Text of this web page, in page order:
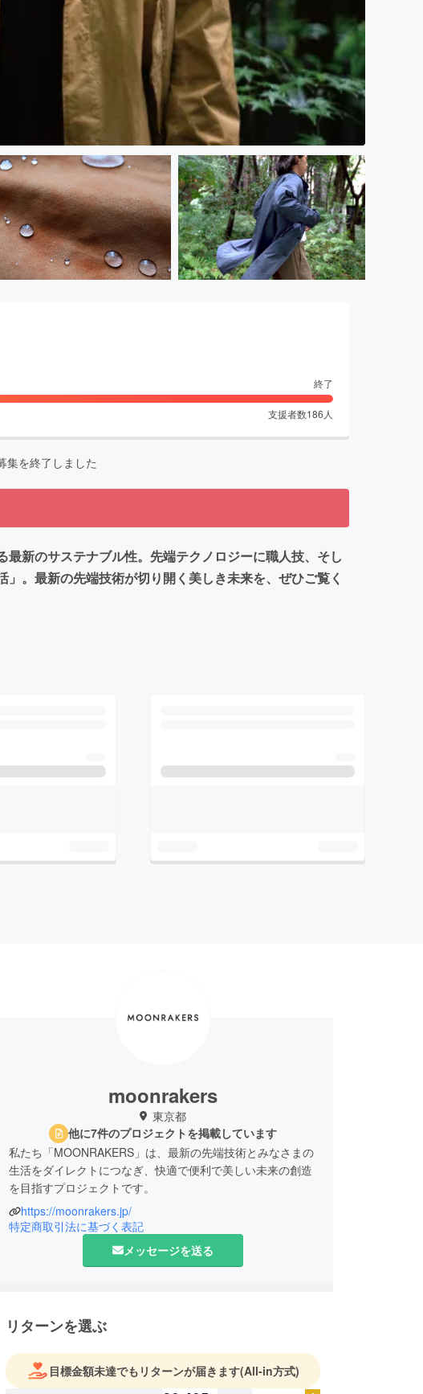
終了
支援者数186 人
集を終了しました
新のサステナブル性。先端テクノロジーに職人技、そし
。最新の先端技術が切り開く美しき未来を、ぜひご覧く
moonrakers
東京都
他に7件のプロジェクトを掲載しています
私たち「MOONRAKERS」は、最新の先端技術とみなさまの
生活をダイレクトにつなぎ、快適で便利で美しい未来の創造
を目指すプロジェクトです。
東レグループ、JAXA、小松マテーレなど日本が世界に誇る技
術企業と連携し、商品の製造を行っています。
https://moonrakers.jp/
特定商取引法に基づく表記
メッセージを送る
リターンを選ぶ
目標金額未達でもリターンが届きます(All-in方式)